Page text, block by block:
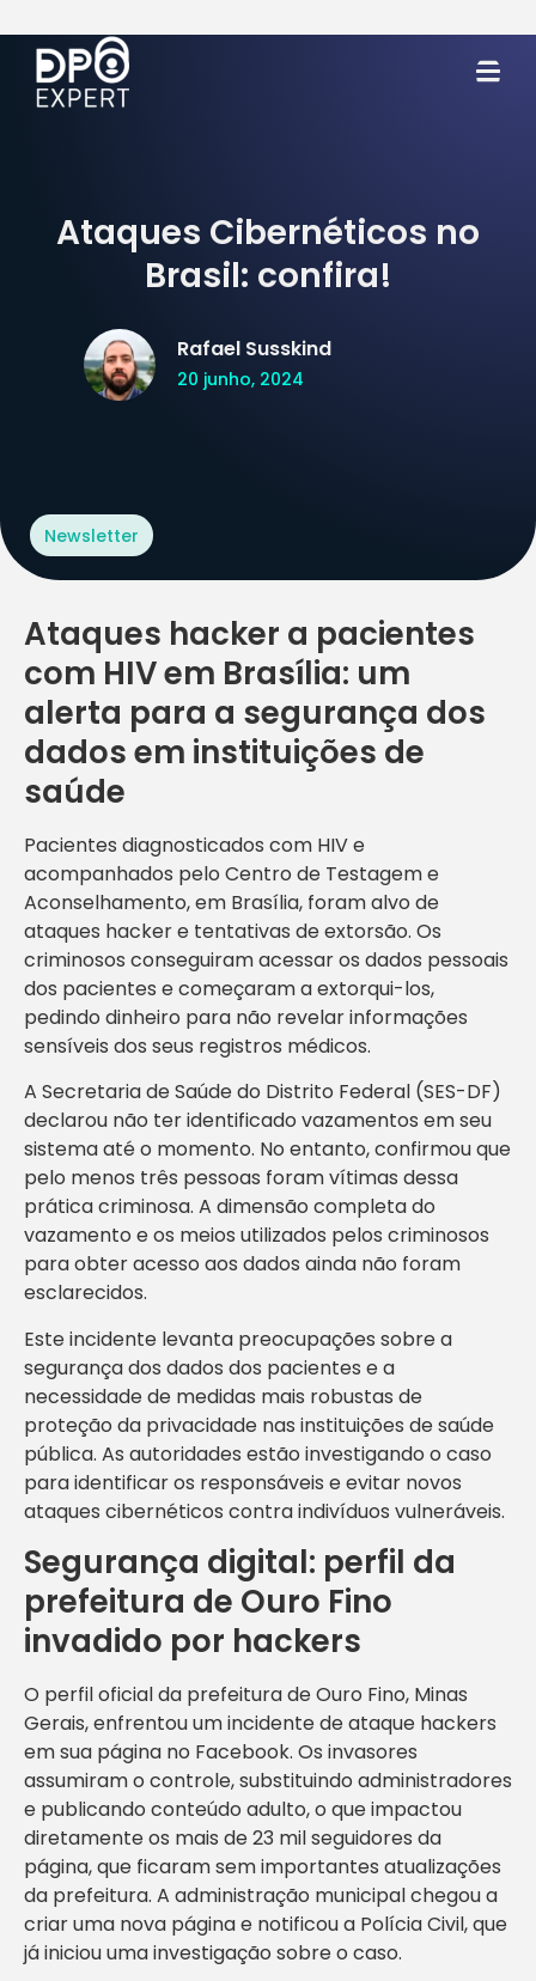
Ataques Cibernéticos no
Brasil: confira!
Rafael Susskind
20 junho, 2024
Newsletter
Ataques hacker a pacientes
com HIV em Brasília: um
alerta para a segurança dos
dados em instituições de
saúde
Pacientes diagnosticados com HIV e
acompanhados pelo Centro de Testagem e
Aconselhamento, em Brasília, foram alvo de
ataques hacker e tentativas de extorsão. Os
criminosos conseguiram acessar os dados pessoais
dos pacientes e começaram a extorqui-los,
pedindo dinheiro para não revelar informações
sensíveis dos seus registros médicos.
A Secretaria de Saúde do Distrito Federal (SES-DF)
declarou não ter identificado vazamentos em seu
sistema até o momento. No entanto, confirmou que
pelo menos três pessoas foram vítimas dessa
prática criminosa. A dimensão completa do
vazamento e os meios utilizados pelos criminosos
para obter acesso aos dados ainda não foram
esclarecidos.
Este incidente levanta preocupações sobre a
segurança dos dados dos pacientes e a
necessidade de medidas mais robustas de
proteção da privacidade nas instituições de saúde
pública. As autoridades estão investigando o caso
para identificar os responsáveis e evitar novos
ataques cibernéticos contra indivíduos vulneráveis.
Segurança digital: perfil da
prefeitura de Ouro Fino
invadido por hackers
O perfil oficial da prefeitura de Ouro Fino, Minas
Gerais, enfrentou um incidente de ataque hackers
em sua página no Facebook. Os invasores
assumiram o controle, substituindo administradores
e publicando conteúdo adulto, o que impactou
diretamente os mais de 23 mil seguidores da
página, que ficaram sem importantes atualizações
da prefeitura. A administração municipal chegou a
criar uma nova página e notificou a Polícia Civil, que
já iniciou uma investigação sobre o caso.